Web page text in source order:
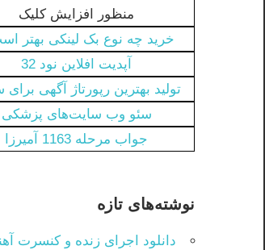
منظور افزایش کلیک
خرید چه نوع بک لینکی بهتر
آپدیت افلاین نود 32
تولید بهترین رپورتاژ آگهی
سئو وب‌ سایت‌های پزشکی
جواب مرحله 1163 آمیرزا
نوشته‌های تازه
دانلود اجرای زنده و کنسرت